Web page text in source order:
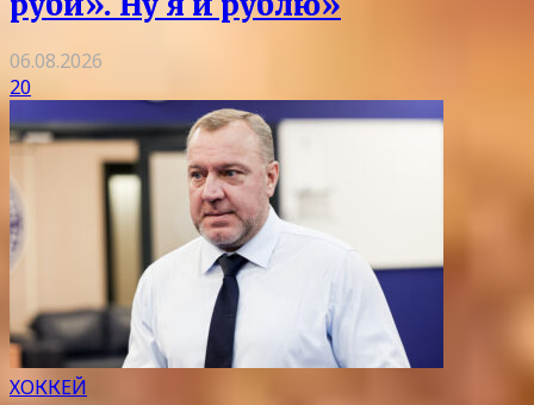
06.08.2026
20
ХОККЕЙ